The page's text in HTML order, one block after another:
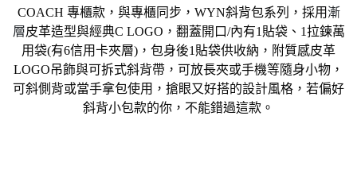
COACH 專櫃款，與專櫃同步，WYN斜背包系列， 採用 漸
層皮革造型與經典C LOGO ， 翻蓋開口/內有1貼袋、 1拉鍊萬
用袋(有6信用卡夾層) ，包身後1貼袋供收納，附質感皮革
LOGO吊飾與可拆式斜背帶， 可放長夾或手機等隨身小物 ，
可斜側背或當手拿包使用 ， 搶眼又好搭的設計風格 ， 若偏好
斜背小包款的你，不能錯過這款。